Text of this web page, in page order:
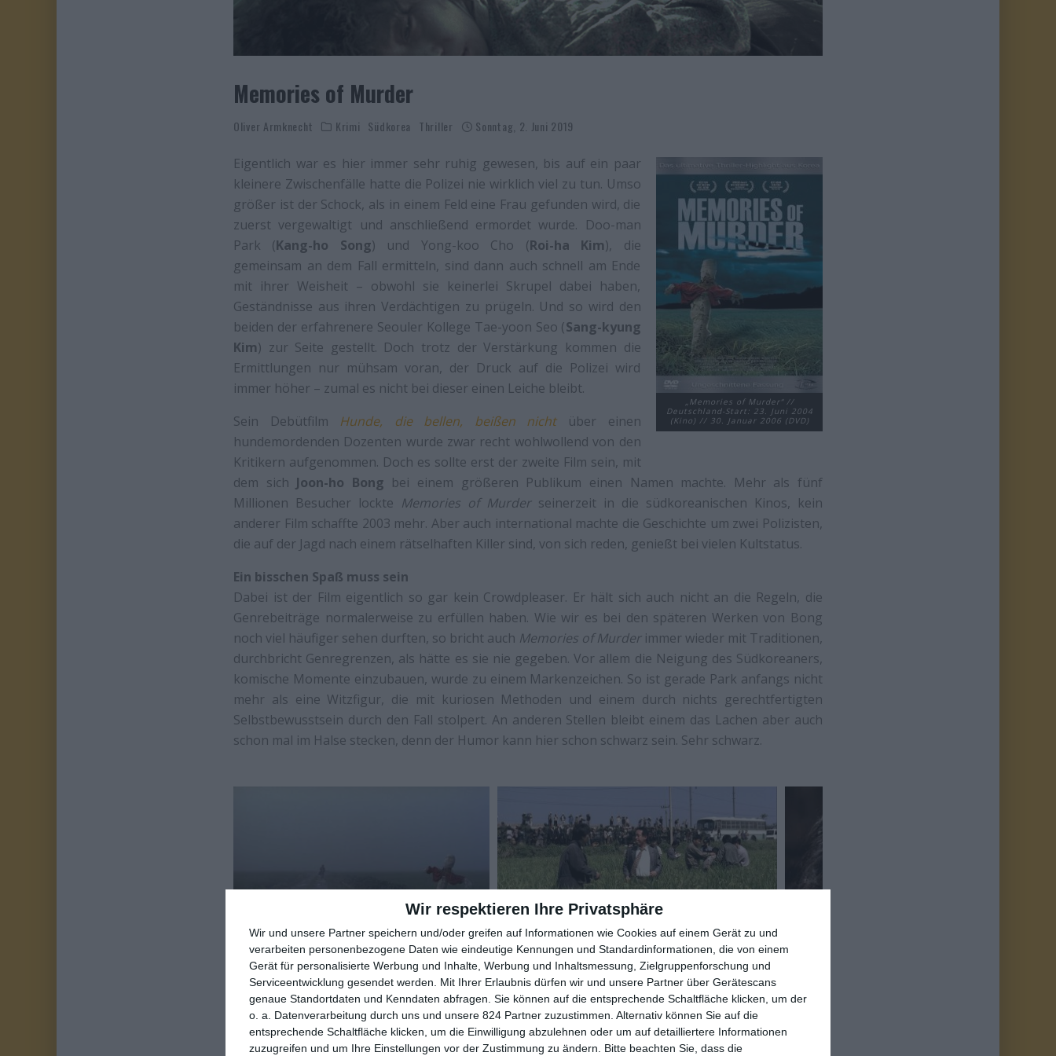
Wir respektieren Ihre Privatsphäre
Wir und unsere Partner speichern und/oder greifen auf Informationen wie Cookies auf einem Gerät zu und
verarbeiten personenbezogene Daten wie eindeutige Kennungen und Standardinformationen, die von einem
Gerät für personalisierte Werbung und Inhalte, Werbung und Inhaltsmessung, Zielgruppenforschung und
Serviceentwicklung gesendet werden.
Mit Ihrer Erlaubnis dürfen wir und unsere Partner über Gerätescans
genaue Standortdaten und Kenndaten abfragen. Sie können auf die entsprechende Schaltfläche klicken, um der
o. a. Datenverarbeitung durch uns und unsere 824 Partner zuzustimmen. Alternativ können Sie auf die
entsprechende Schaltfläche klicken, um die Einwilligung abzulehnen oder um auf detailliertere Informationen
zuzugreifen und um Ihre Einstellungen vor der Zustimmung zu ändern.
Bitte beachten Sie, dass die
Memories of Murder
Oliver Armknecht Krimi Südkorea Thriller Sonntag, 2. Juni 2019
„Memories of Murder“ //
Deutschland-Start: 23. Juni 2004
(Kino) // 30. Januar 2006 (DVD)
Eigentlich war es hier immer sehr ruhig gewesen, bis auf ein paar
kleinere Zwischenfälle hatte die Polizei nie wirklich viel zu tun. Umso
größer ist der Schock, als in einem Feld eine Frau gefunden wird, die
zuerst vergewaltigt und anschließend ermordet wurde. Doo-man
Park (Kang-ho Song) und Yong-koo Cho (Roi-ha Kim), die
gemeinsam an dem Fall ermitteln, sind dann auch schnell am Ende
mit ihrer Weisheit – obwohl sie keinerlei Skrupel dabei haben,
Geständnisse aus ihren Verdächtigen zu prügeln. Und so wird den
beiden der erfahrenere Seouler Kollege Tae-yoon Seo (Sang-kyung
Kim) zur Seite gestellt. Doch trotz der Verstärkung kommen die
Ermittlungen nur mühsam voran, der Druck auf die Polizei wird
immer höher – zumal es nicht bei dieser einen Leiche bleibt.
Sein Debütfilm Hunde, die bellen, beißen nichtüber einen
hundemordenden Dozenten wurde zwar recht wohlwollend von den
Kritikern aufgenommen. Doch es sollte erst der zweite Film sein, mit
dem sich Joon-ho Bong bei einem größeren Publikum einen Namen machte. Mehr als fünf
Millionen Besucher lockte Memories of Murder seinerzeit in die südkoreanischen Kinos, kein
anderer Film schaffte 2003 mehr. Aber auch international machte die Geschichte um zwei Polizisten,
die auf der Jagd nach einem rätselhaften Killer sind, von sich reden, genießt bei vielen Kultstatus.
Ein bisschen Spaß muss sein
Dabei ist der Film eigentlich so gar kein Crowdpleaser. Er hält sich auch nicht an die Regeln, die
Genrebeiträge normalerweise zu erfüllen haben. Wie wir es bei den späteren Werken von Bong
noch viel häufiger sehen durften, so bricht auch Memories of Murder immer wieder mit Traditionen,
durchbricht Genregrenzen, als hätte es sie nie gegeben. Vor allem die Neigung des Südkoreaners,
komische Momente einzubauen, wurde zu einem Markenzeichen. So ist gerade Park anfangs nicht
mehr als eine Witzfigur, die mit kuriosen Methoden und einem durch nichts gerechtfertigten
Selbstbewusstsein durch den Fall stolpert. An anderen Stellen bleibt einem das Lachen aber auch
schon mal im Halse stecken, denn der Humor kann hier schon schwarz sein. Sehr schwarz.
Das bringt einen immer wieder aus der Fassung und passt doch zu einem Film, der sich gerne ein
wenig in den Abgründen suhlt. Gut und Böse sind hier nur schwer voneinander zu unterscheiden.
Wir sind an Polizisten gekettet, die leicht zu verabscheuen sind, und doch unsere einzige Hoffnung,
den Täter zu fassen. Anfeuern oder nicht, das ist hier die Frage. Und natürlich ist auch das
Drumherum schön duster gehalten. Viele Szenen spielen nachts, gern auch bei Regen. Selbst wenn